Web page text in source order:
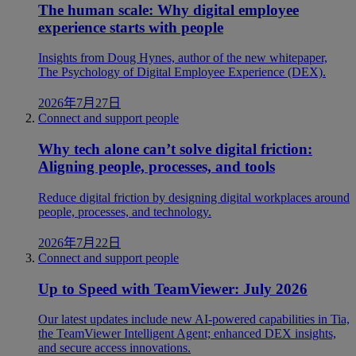
The human scale: Why digital employee
experience starts with people
Insights from Doug Hynes, author of the new whitepaper,
The Psychology of Digital Employee Experience (DEX).
2026年7月27日
Connect and support people
Why tech alone can’t solve digital friction:
Aligning people, processes, and tools
Reduce digital friction by designing digital workplaces around
people, processes, and technology.
2026年7月22日
Connect and support people
Up to Speed with TeamViewer: July 2026
Our latest updates include new AI-powered capabilities in Tia,
the TeamViewer Intelligent Agent; enhanced DEX insights,
and secure access innovations.